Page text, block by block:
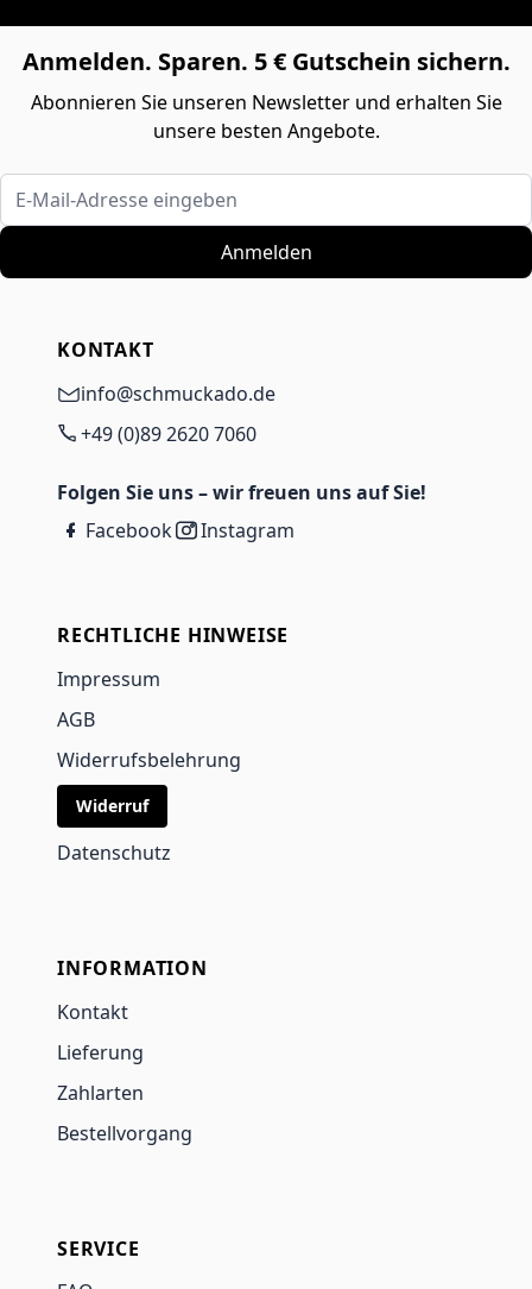
Anmelden. Sparen. 5 € Gutschein sichern.
Abonnieren Sie unseren Newsletter und erhalten Sie
unsere besten Angebote.
E-Mail-Adresse eingeben
Anmelden
KONTAKT
info@schmuckado.de
+49 (0)89 2620 7060
Folgen Sie uns – wir freuen uns auf Sie!
Facebook
Instagram
RECHTLICHE HINWEISE
Impressum
AGB
Widerrufsbelehrung
Widerruf
Datenschutz
INFORMATION
Kontakt
Lieferung
Zahlarten
Bestellvorgang
SERVICE